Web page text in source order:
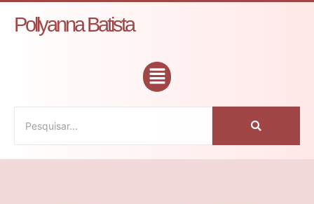
paraPollyanna Batista
Flyout
Menu
a